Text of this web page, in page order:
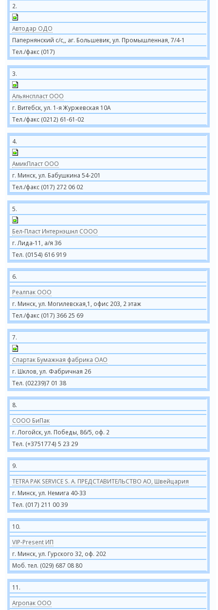
2.
Автодар ОДО
Папернянский с/с,, аг. Большевик, ул. Промышленная, 7/4-1
Тел./факс (017)
3.
Альянспласт ООО
г. Витебск, ул. 1-я Журжевская 10А
Тел./факс (0212) 61-61-02
4.
АмикПласт ООО
г. Минск, ул. Бабушкина 54-201
Тел./факс (017) 272 06 02
5.
Бел-Пласт Интернэшнл СООО
г. Лида-11, а/я 36
Тел. (0154) 616 919
6.
Реалпак ООО
г. Минск, ул. Могилевская,1, офис 203, 2 этаж
Тел./факс (017) 366 25 69
7.
Спартак Бумажная фабрика ОАО
г. Шклов, ул. Фабричная 26
Тел. (02239)7 01 38
8.
COOO БиПак
г. Логойск, ул. Победы, 86/5, оф. 2
Тел. (+3751774) 5 23 29
9.
TETRA PAK SERVICE S. A. ПРЕДСТАВИТЕЛЬСТВО АО, Швейцария
г. Минск, ул. Немига 40-33
Тел. (017) 211 00 39
10.
VIP-Present ИП
г. Минск, ул. Гурского 32, оф. 202
Моб. тел. (029) 687 08 80
11.
Агропак ООО